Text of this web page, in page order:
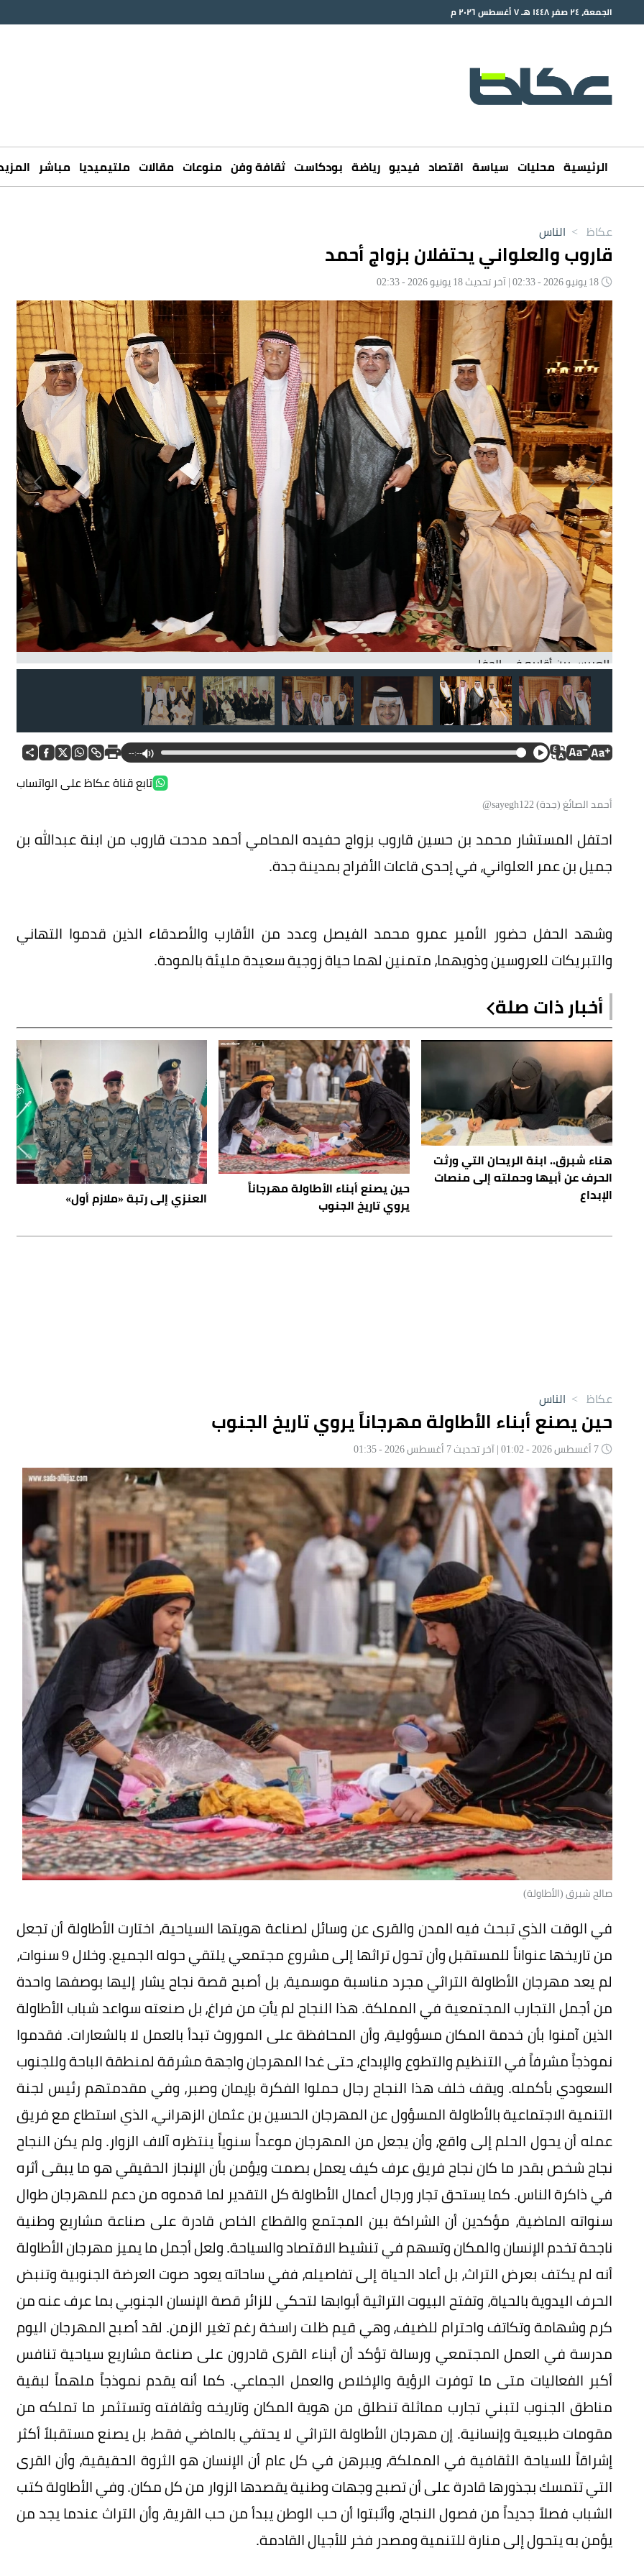
الجمعة، ٢٤ صفر ١٤٤٨ هـ ٧ أغسطس ٢٠٢٦ م
الرئيسية محليات سياسة اقتصاد فيديو رياضة بودكاست ثقافة وفن منوعات مقالات ملتيميديا مباشر
عكاظ > الناس
قاروب والعلواني يحتفلان بزواج أحمد
العريس أحمد قاروب.
--:--
تابع قناة عكاظ على الواتساب
أحمد الصائغ (جدة) sayegh122@
احتفل المستشار محمد بن حسين قاروب بزواج حفيده المحامي أحمد مدحت قاروب من ابنة عبدالله بن
جميل بن عمر العلواني، في إحدى قاعات الأفراح بمدينة جدة.
وشهد الحفل حضور الأمير عمرو محمد الفيصل وعدد من الأقارب والأصدقاء الذين قدموا التهاني
والتبريكات للعروسين وذويهما، متمنين لهما حياة زوجية سعيدة مليئة بالمودة.
أخبار ذات صلة
هناء شبرق.. ابنة الريحان التي ورثت
الحرف عن أبيها وحملته إلى منصات
الإبداع
حين يصنع أبناء الأطاولة مهرجاناً
يروي تاريخ الجنوب
العنزي إلى رتبة «ملازم أول»
عكاظ > الناس
حين يصنع أبناء الأطاولة مهرجاناً يروي تاريخ الجنوب
صالح شبرق (الأطاولة)
في الوقت الذي تبحث فيه المدن والقرى عن وسائل لصناعة هويتها السياحية، اختارت الأطاولة أن تجعل
من تاريخها عنواناً للمستقبل وأن تحول تراثها إلى مشروع مجتمعي يلتقي حوله الجميع. وخلال 9 سنوات،
لم يعد مهرجان الأطاولة التراثي مجرد مناسبة موسمية، بل أصبح قصة نجاح يشار إليها بوصفها واحدة
من أجمل التجارب المجتمعية في المملكة. هذا النجاح لم يأتِ من فراغ، بل صنعته سواعد شباب الأطاولة
الذين آمنوا بأن خدمة المكان مسؤولية، وأن المحافظة على الموروث تبدأ بالعمل لا بالشعارات. فقدموا
نموذجاً مشرفاً في التنظيم والتطوع والإبداع، حتى غدا المهرجان واجهة مشرقة لمنطقة الباحة وللجنوب
السعودي بأكمله. ويقف خلف هذا النجاح رجال حملوا الفكرة بإيمان وصبر، وفي مقدمتهم رئيس لجنة
التنمية الاجتماعية بالأطاولة المسؤول عن المهرجان الحسين بن عثمان الزهراني، الذي استطاع مع فريق
عمله أن يحول الحلم إلى واقع، وأن يجعل من المهرجان موعداً سنوياً ينتظره آلاف الزوار. ولم يكن النجاح
نجاح شخص بقدر ما كان نجاح فريق عرف كيف يعمل بصمت ويؤمن بأن الإنجاز الحقيقي هو ما يبقى أثره
في ذاكرة الناس. كما يستحق تجار ورجال أعمال الأطاولة كل التقدير لما قدموه من دعم للمهرجان طوال
سنواته الماضية، مؤكدين أن الشراكة بين المجتمع والقطاع الخاص قادرة على صناعة مشاريع وطنية
ناجحة تخدم الإنسان والمكان وتسهم في تنشيط الاقتصاد والسياحة. ولعل أجمل ما يميز مهرجان الأطاولة
أنه لم يكتف بعرض التراث، بل أعاد الحياة إلى تفاصيله، ففي ساحاته يعود صوت العرضة الجنوبية وتنبض
الحرف اليدوية بالحياة، وتفتح البيوت التراثية أبوابها لتحكي للزائر قصة الإنسان الجنوبي بما عرف عنه من
كرم وشهامة وتكاتف واحترام للضيف، وهي قيم ظلت راسخة رغم تغير الزمن. لقد أصبح المهرجان اليوم
مدرسة في العمل المجتمعي ورسالة تؤكد أن أبناء القرى قادرون على صناعة مشاريع سياحية تنافس
أكبر الفعاليات متى ما توفرت الرؤية والإخلاص والعمل الجماعي. كما أنه يقدم نموذجاً ملهماً لبقية
مناطق الجنوب لتبني تجارب مماثلة تنطلق من هوية المكان وتاريخه وثقافته وتستثمر ما تملكه من
مقومات طبيعية وإنسانية. إن مهرجان الأطاولة التراثي لا يحتفي بالماضي فقط، بل يصنع مستقبلاً أكثر
إشراقاً للسياحة الثقافية في المملكة، ويبرهن في كل عام أن الإنسان هو الثروة الحقيقية، وأن القرى
التي تتمسك بجذورها قادرة على أن تصبح وجهات وطنية يقصدها الزوار من كل مكان. وفي الأطاولة كتب
الشباب فصلاً جديداً من فصول النجاح، وأثبتوا أن حب الوطن يبدأ من حب القرية، وأن التراث عندما يجد من
يؤمن به يتحول إلى منارة للتنمية ومصدر فخر للأجيال القادمة.